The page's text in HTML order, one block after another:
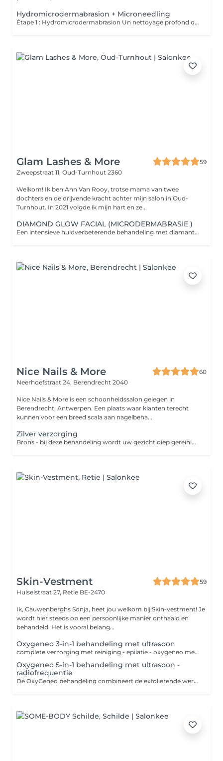
Hydromicrodermabrasion + Microneedling
Étape 1 : Hydromicrodermabrasion Un nettoyage profond qui utilise des solutions acides pour éliminer les imperfections en surface et révéler une peau lisse et lumineuse. Étape 2 : Microneedling Une stimulation biophysique et chimique pour une régénération cellulaire naturelle, augmentant la synthèse de collagène et d'élastine.
Glam Lashes & More
59
Zweepstraat 11, Oud-Turnhout 2360
Welkom! Ik ben Ann Van Rooy, trotse mama van twee
dochters en de drijvende kracht achter mijn salon in Oud-
Turnhout. In 2021 volgde ik mijn hart en ze...
DIAMOND GLOW FACIAL (MICRODERMABRASIE )
Een intensieve huidverbeterende behandeling met diamant-microdermabrasie. We verwijderen dode huidcellen en verfijnen de huidstructuur zodat de werkstoffen dieper kunnen inwerken. Daarna volgt een aangepast EGF-masker dat de huid herstelt en vernieuwt. De behandeling wordt afgewerkt met een ontspannende massage met ice globes voor een frisse, stralende glow. Ideaal voor fijne lijntjes, pigmentatie, litekentjes of doffe huid, geeft de huid een boost en verzacht de porien. boek dit maandelijks in om de 4-6 weken en je huid blijft optimaal. Belangrijke voorzorgsmaatregelen voor microdermabrasie: Houd voorafgaand aan de behandeling rekening met de volgende instructies voor een veilige behandeling en het beste resultaat: Geen zon of zonnebank: Vermijd direct zonlicht en de zonnebank gedurende 1 week vóór de behandeling Stop actieve ingrediënten: Stop 1 week vooraf met het gebruik van retinol (vitamine A), AHA/BHA (fruitzuren) en glycolzuur. Niet harsen of epileren: Hars, wax of epileer de huid in het te behandelen gebied niet in de week vóór de afspraak. Geen intensieve behandelingen: Onderga in de 2 weken vooraf geen andere intensieve peelingen, laserbehandelingen of microneedling. Geen zelfbruiner: Gebruik minimaal 1 week vooraf geen zelfbruinende crèmes of sprays op het gezicht. Scheer voorzichtig: Heren mogen zich op de dag zelf scheren, maar doe dit voorzichtig om wondjes te voorkomen. Meld medicatie of koortslip: Informeer de specialist als je antibiotica gebruikt, zwanger bent of last hebt van een actieve koortslip.
Nice Nails & More
60
Neerhoefstraat 24, Berendrecht 2040
Nice Nails & More is een schoonheidssalon gelegen in
Berendrecht, Antwerpen. Een plaats waar klanten terecht
kunnen voor een breed scala aan nagelbeha...
Zilver verzorging
Brons - bij deze behandeling wordt uw gezicht diep gereinigd en er wordt ook een hydrodermabrasie gedaan. Zilver - bij deze behandeling wordt uw gezicht diep gereinigd door de hydrodermabrasie en de microdermabrasie.
Skin-Vestment
59
Hulselstraat 27, Retie BE-2470
Ik, Cauwenberghs Sonja, heet jou welkom bij Skin-vestment! Je
wordt hier steeds op een persoonlijke manier onthaald en
behandeld. Het is vooral belang...
Oxygeneo 3-in-1 behandeling met ultrasoon
complete verzorging met reiniging - epilatie - oxygeneo met primergel en oxypod -onzuiverheden verwijderen - serum met ultrasoon -masker/massage
Oxygeneo 5-in-1 behandeling met ultrasoon -
radiofrequentie
De OxyGeneo behandeling combineert de exfoliërende werking van een microdermabrasie, fruitzuurpeeling en zuurstoftherapie van binnenuit. Allemaal in één behandeling. De OxyGeneo behandelingen zijn geschikt voor alle huidtypes, huiskleuren en gevoelige huid. Reiniging van de huid - epilatie - Oxygeneo met primergel en oxypod aangepast aan je huidtype - onzuiverheden verwijderen -serum inwerken met ultrasoon - Tripollar Radiofrequentie ( versteviging van de huid) - en afsluiten met een massage -Detox -Hydratation -Illuminate -Balance -Revive 120€. -Glam en Retouch 135€